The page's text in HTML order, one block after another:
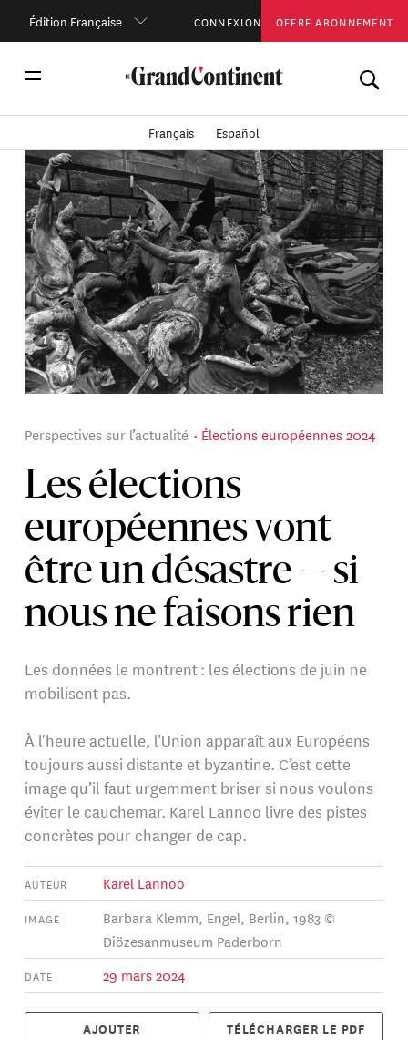
Édition Française CONNEXION OFFRE ABONNEMENT
Français Español
Les élections
européennes vont
être un désastre — si
nous ne faisons rien
Perspectives sur l’actualité Élections européennes 2024
Les données le montrent : les élections de juin ne
mobilisent pas.
À l'heure actuelle, l’Union apparaît aux Européens
toujours aussi distante et byzantine. C’est cette
image qu’il faut urgemment briser si nous voulons
éviter le cauchemar. Karel Lannoo livre des pistes
concrètes pour changer de cap.
AUTEUR Karel Lannoo
IMAGE
Barbara Klemm, Engel, Berlin, 1983 ©
Diözesanmuseum Paderborn
DATE 29 mars 2024
AJOUTER TÉLÉCHARGER LE PDF